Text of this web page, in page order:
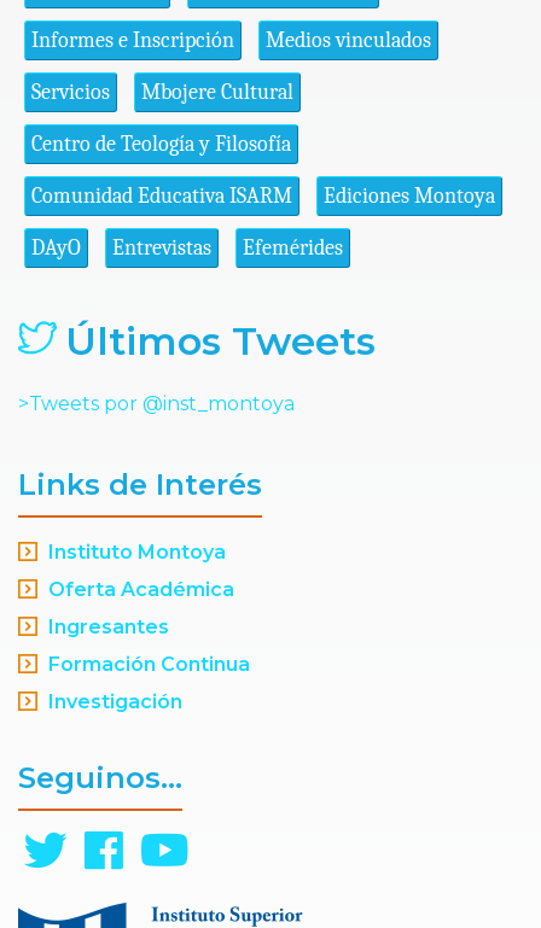
Informes e Inscripción Medios vinculados
Servicios Mbojere Cultural
Centro de Teología y Filosofía
Comunidad Educativa ISARM Ediciones Montoya
DAyO Entrevistas Efemérides
Últimos Tweets
>Tweets por @inst_montoya
Links de Interés
Instituto Montoya
Oferta Académica
Ingresantes
Formación Continua
Investigación
Seguinos...